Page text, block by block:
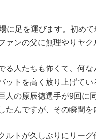
に足を運びます。初め
ァンの父に無理やりヤク
人たちも怖くて、何な
ットを高く放り上げて
人の原辰徳選手が9回に
たんですが、その瞬間
トが久しぶりにリー